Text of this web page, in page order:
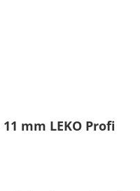
mm LEKO Profi